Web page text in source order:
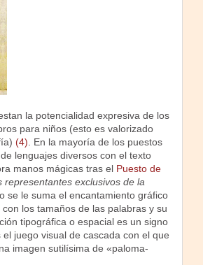
la potencialidad expresiva de los
para niños (esto es valorizado
(4) . En la mayoría de los puestos
lenguajes diversos con el texto
manos mágicas tras el Puesto de
representantes exclusivos de la
se le suma el encantamiento gráfico
los tamaños de las palabras y su
tipográfica o espacial es un signo
juego visual de cascada con el que
imagen sutilísima de «paloma-